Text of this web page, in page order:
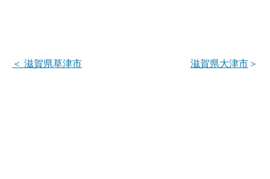
＜ 滋賀県草津市 ＞
滋賀県大津市